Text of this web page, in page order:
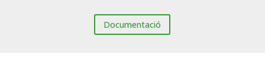
Documentació